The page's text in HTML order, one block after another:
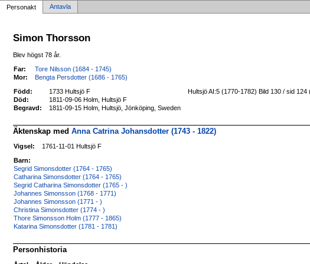
Personakt Antavla
Simon Thorsson
Blev högst 78 år.
Far:
Tore Nilsson (1684 - 1745)
Mor:
Bengta Persdotter (1686 - 1765)
Född: 1733 Hultsjö F
Hultsjö AI:5 (1770-1782) Bild 130 / sid
Död:
1811-09-06 Holm, Hultsjö F
Begravd:
1811-09-15 Holm, Hultsjö, Jönköping, Sweden
Äktenskap medAnna Catrina Johansdotter (1743 - 1822)
Vigsel: 1761-11-01 Hultsjö F
Barn:
Segrid Simonsdotter (1764 - 1765)
Catharina Simonsdotter (1764 - 1765)
Segrid Catharina Simonsdotter (1765 - )
Johannes Simonsson (1768 - 1771)
Johannes Simonsson (1771 - )
Christina Simonsdotter (1774 - )
Thore Simonsson Holm (1777 - 1865)
Katarina Simonsdotter (1781 - 1781)
Personhistoria